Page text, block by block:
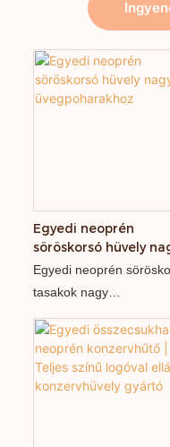
Egyedi neoprén
söröskorsó hüvely
üvegpoharakhoz
Egyedi neoprén
tasakok nagy
söröskorsókhoz. Színes
szublimációs nyomtatás,
szigetelt anyag, rugalmas